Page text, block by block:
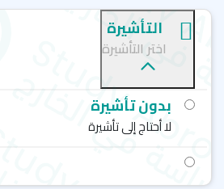
التأشيرة
اختر التأشيرة
بدون تأشيرة
لا أحتاج إلى تأشيرة